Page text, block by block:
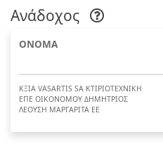
Ανάδοχος
ΟΝΟΜΑ
ΚΞΙΑ VASARTIS SA ΚΤΙΡΙΟΤΕΧΝΙΚΗ
ΕΠΕ ΟΙΚΟΝΟΜΟΥ ΔΗΜΗΤΡΙΟΣ
ΛΕΟΥΣΗ ΜΑΡΓΑΡΙΤΑ ΕΕ